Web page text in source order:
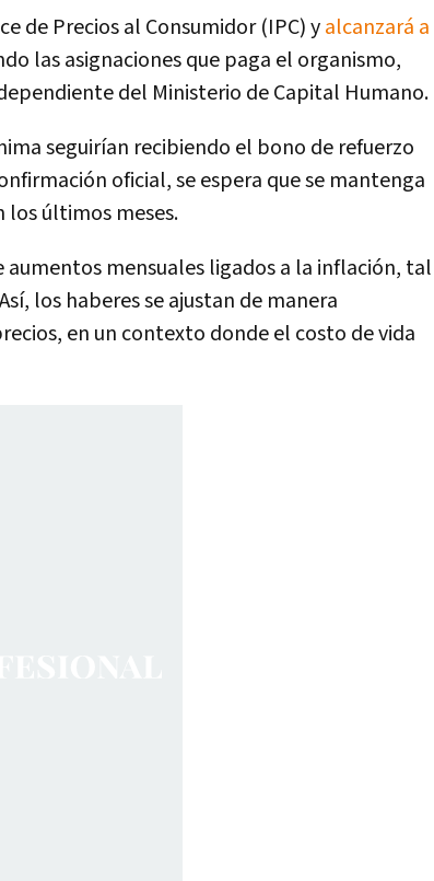
de Precios al Consumidor (IPC) yalcanzará a
las asignaciones que paga el organismo,
del Ministerio de Capital Humano.
seguirían recibiendo el bono de refuerzo
oficial, se espera que se mantenga
los últimos meses.
mensuales ligados a la inflación, tal
los haberes se ajustan de manera
en un contexto donde el costo de vida